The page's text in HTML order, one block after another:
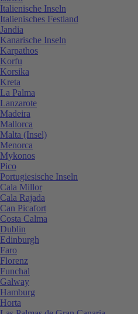
Italienische Inseln
Italienisches Festland
Jandia
Kanarische Inseln
Karpathos
Korfu
Korsika
Kreta
La Palma
Lanzarote
Madeira
Mallorca
Malta (Insel)
Menorca
Mykonos
Pico
Portugiesische Inseln
Cala Millor
Cala Rajada
Can Picafort
Costa Calma
Dublin
Edinburgh
Faro
Florenz
Funchal
Galway
Hamburg
Horta